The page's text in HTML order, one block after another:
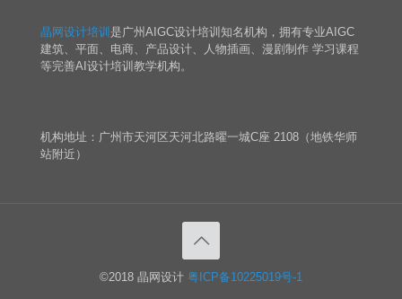
晶网设计培训 是广州AIGC设计培训知名机构，拥有专业AIGC
建筑、平面、电商、产品设计、人物插画、漫剧制作 学习课程
等完善AI设计培训教学机构。
机构地址：广州市天河区天河北路曜一城C座 2108（地铁华师
站附近）
©2018 晶网设计 粤ICP备10225019号-1